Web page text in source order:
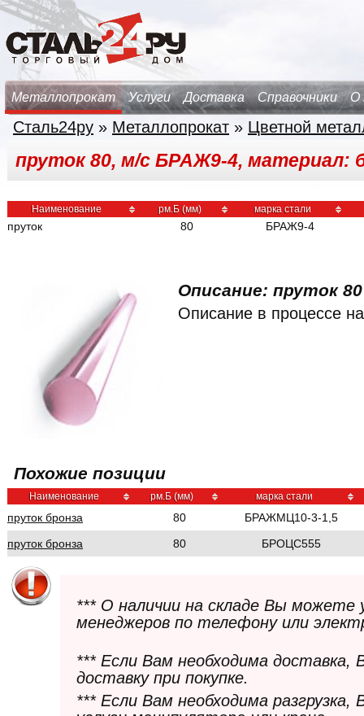
Металлопрокат Услуги Доставка Справочники О
Сталь24ру » Металлопрокат » Цветной
пруток 80, м/с БРАЖ9-4, материал:
Наименование рм.Б (мм) марка стали
пруток 80 БРАЖ9-4
Описание: пруток
Описание в процессе
Похожие позиции
Наименование рм.Б (мм) марка стали
пруток бронза 80
БРАЖМЦ10-3-1,5
пруток бронза
80 БРОЦС555
*** О наличии на складе Вы можете
менеджеров по телефону или
*** Если Вам необходима
доставку при покупке.
*** Если Вам необходима